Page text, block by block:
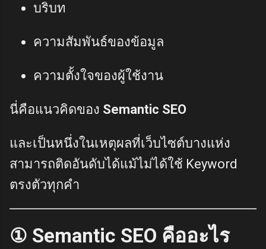
บริบท
ความสัมพันธ์ของข้อมูล
ความตั้งใจของผู้ใช้งาน
นี่คือแนวคิดของ Semantic SEO
และเป็นหนึ่งในเหตุผลที่เว็บไซต์บางแห่ง
สามารถติดอันดับได้แม้ไม่ได้ใช้ Keyword
ตรงตัวทุกคำ
① Semantic SEO คืออะไร